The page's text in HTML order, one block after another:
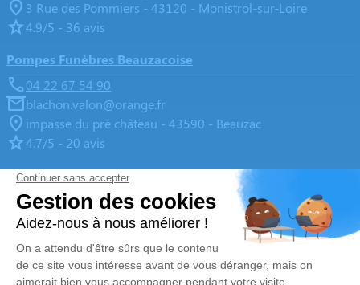
3 Rue des Pommiers - 43120 - Monistrol-sur-Loire
4.9/5 - 36 avis
Pompes Funèbres Beauzacoise
04 22 67 54 90
blachon.valon@orange.fr
impasse du pré château - 43590 - Beauzac
4.7/5 - 20 avis
Pompes Funèbres Blachon Valon
04 22 67 54 90
blachon.valon@orange.fr
3, Rue du 11 Novembre - 43210 - Bas-en-Basset
5/5 - 35 avis
Nos Services Liens utiles